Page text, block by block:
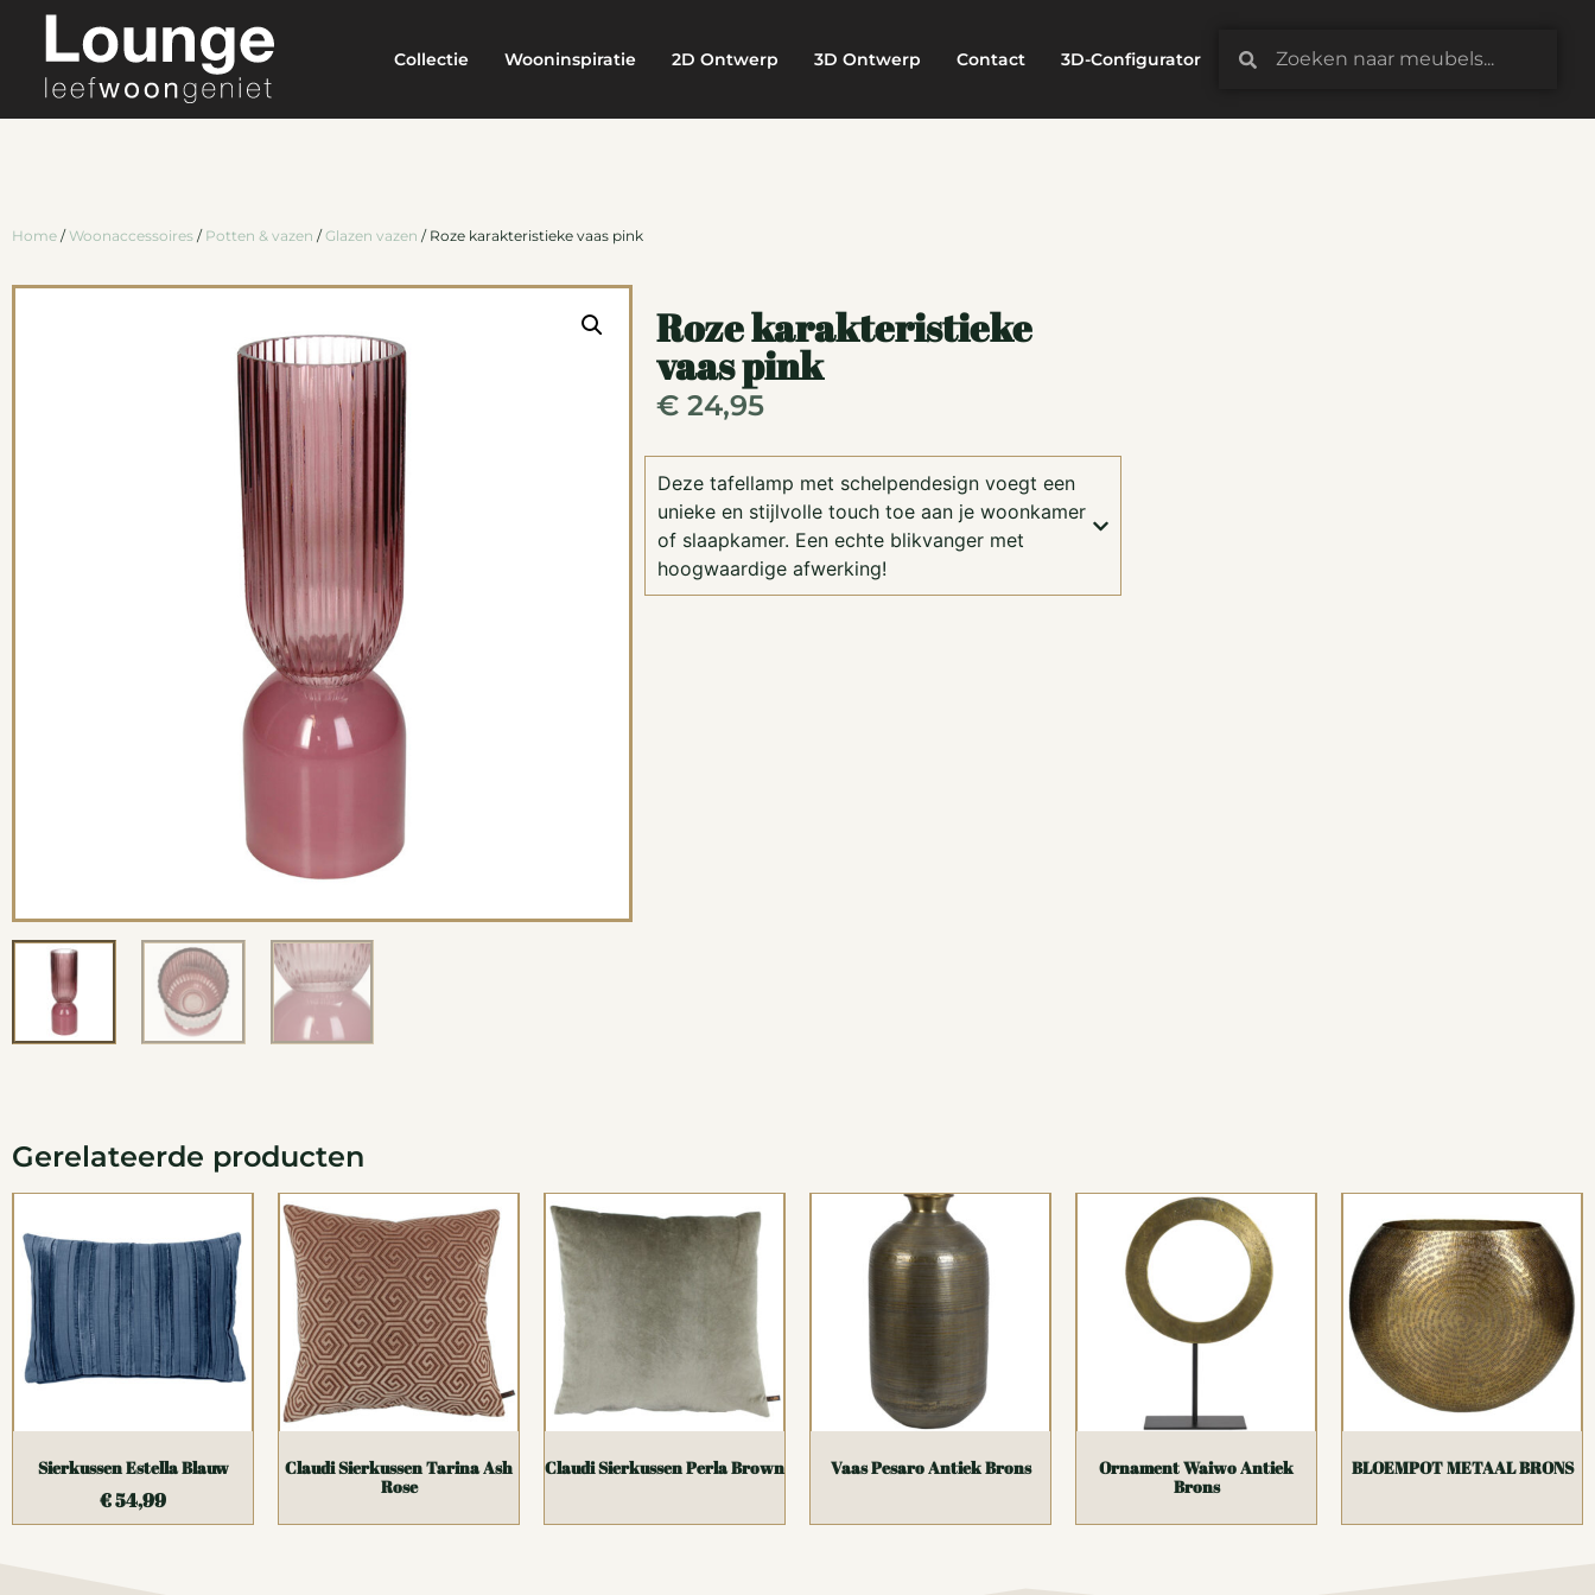
Collectie Wooninspiratie 2D Ontwerp 3D Ontwerp Contact 3D-Configurator
Home / Woonaccessoires / Potten & vazen /Glazen vazen / Roze karakteristieke vaas pink
Roze karakteristieke
vaas pink
€24,95
Deze tafellamp met schelpendesign voegt een
unieke en stijlvolle touch toe aan je woonkamer
of slaapkamer. Een echte blikvanger met
hoogwaardige afwerking!
Gerelateerde producten
Sierkussen Estella Blauw
€54,99
Claudi Sierkussen Tarina Ash
Rose
Claudi Sierkussen Perla Brown Vaas Pesaro Antiek Brons
Ornament Waiwo Antiek
Brons
BLOEMPOT METAAL BRONS